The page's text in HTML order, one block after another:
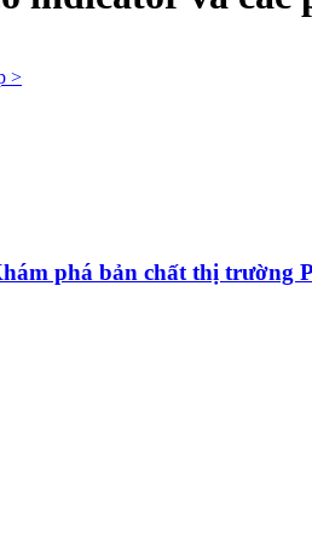
>
phá bản chất thị trường